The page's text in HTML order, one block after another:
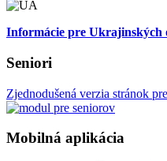
Informácie pre Ukrajinských
Seniori
Zjednodušená verzia stránok
Mobilná aplikácia